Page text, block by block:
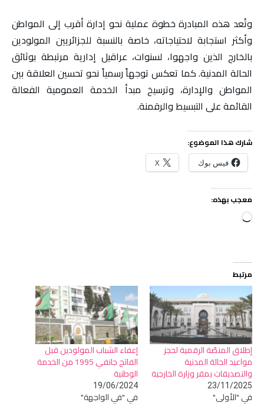
وتُعد هذه المبادرة خطوة عملية نحو إدارة أقرب إلى المواطن
وأكثر استجابة لاحتياجاته، خاصة بالنسبة للجزائريين المولودين
بالخارج الذين واجهوا، لسنوات، عراقيل إدارية مرتبطة بوثائق
الحالة المدنية. كما تعكس توجهاً رسمياً نحو تحسين العلاقة بين
المواطن والإدارة، وترسيخ مبدأ الخدمة العمومية الفعالة
القائمة على التبسيط والرقمنة.
شارك هذا الموضوع:
فيس بوك X
معجب بهذه:
جاري
مرتبط
إطلاق المنصّة الرقمية لحجز
مواعيد الحالة المدنية
والتصديقات بمقر وزارة الخارجية
23/11/2025
في "الأولى"
إعفاء الشباب المولودين قبل
الفاتح جانفي 1995 من الخدمة
الوطنية
19/06/2024
في "في الواجهة"